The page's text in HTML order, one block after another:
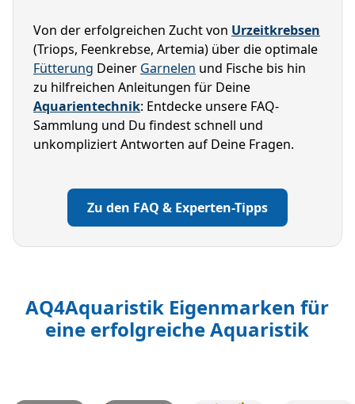
Von der erfolgreichen Zucht von Urzeitkrebsen
Fütterung Deiner Garnelen und Fische bis hin
Aquarientechnik: Entdecke unsere FAQ-
Sammlung und Du findest schnell und
unkompliziert Antworten auf Deine Fragen.
Zu den FAQ & Experten-Tipps
AQ4Aquaristik Eigenmarken für
eine erfolgreiche Aquaristik